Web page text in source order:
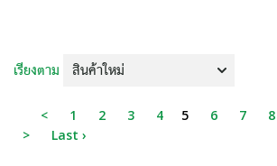
เรียงตาม
< 1 2 3 4 5 6 7 8
>
Last ›